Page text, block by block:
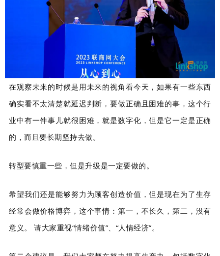
在观察未来的时候是用未来的视角看今天，如果有一些东西
确实看不太清楚就延迟判断，要做正确且困难的事，这个行
业中有一件事儿就很困难，就是数字化，但是它一定是正确
的，而且要长期坚持去做。
转型要慎重一些，但是升级是一定要做的。
希望我们还是能够努力为顾客创造价值，但是现在为了生存
经常会做价格博弈，这个事情：第一，不长久，第二，没有
意义。 请大家重视“情绪价值”、“人情经济”。